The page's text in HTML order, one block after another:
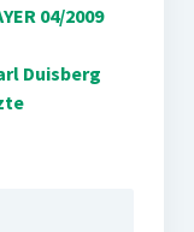
04/2009
Duisberg